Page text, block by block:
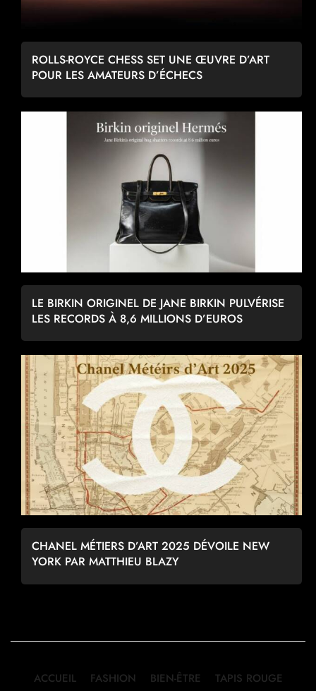
ROLLS-ROYCE CHESS SET UNE ŒUVRE D’ART
POUR LES AMATEURS D’ÉCHECS
LE BIRKIN ORIGINEL DE JANE BIRKIN PULVÉRISE
LES RECORDS À 8,6 MILLIONS D’EUROS
CHANEL MÉTIERS D’ART 2025 DÉVOILE NEW
YORK PAR MATTHIEU BLAZY
ACCUEIL FASHION BIEN-ÊTRE
TAPIS ROUGE